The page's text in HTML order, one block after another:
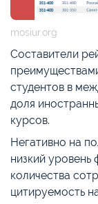
mosiur.org
Составители
студентов в
доля
курсов.
Негативно на
низкий
количества
цитируемость